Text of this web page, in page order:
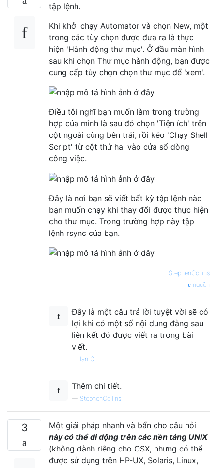
tập lệnh.
Khi khởi chạy Automator và chọn New, một
trong các tùy chọn được đưa ra là thực
hiện 'Hành động thư mục'. Ở đầu màn hình
sau khi chọn Thư mục hành động, bạn được
cung cấp tùy chọn chọn thư mục để 'xem'.
Điều tôi nghĩ bạn muốn làm trong trường
hợp của mình là sau đó chọn 'Tiện ích' trên
cột ngoài cùng bên trái, rồi kéo 'Chạy Shell
Script' từ cột thứ hai vào cửa sổ dòng
công việc.
Đây là nơi bạn sẽ viết bất kỳ tập lệnh nào
bạn muốn chạy khi thay đổi được thực hiện
cho thư mục. Trong trường hợp này tập
lệnh rsync của bạn.
— StephenCollins
nguồn
Đây là một câu trả lời tuyệt vời sẽ có
lợi khi có một số nội dung đằng sau
liên kết đó được viết ra trong bài
viết.
— Ian C.
Thêm chi tiết.
— StephenCollins
3
Một giải pháp nhanh và bẩn cho câu hỏi
này có thể di động trên các nền tảng UNIX
(không dành riêng cho OSX, nhưng có thể
được sử dụng trên HP-UX, Solaris, Linux,